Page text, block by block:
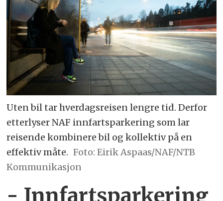
Uten bil tar hverdagsreisen lengre tid. Derfor
etterlyser NAF innfartsparkering som lar
reisende kombinere bil og kollektiv på en
effektiv måte. Foto: Eirik Aspaas/NAF/NTB
Kommunikasjon
- Innfartsparkering